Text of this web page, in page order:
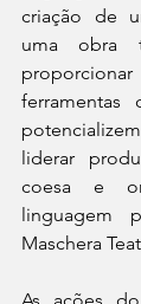
criação de
uma obra
ferramentas
liderar
coesa e
linguagem
Maschera